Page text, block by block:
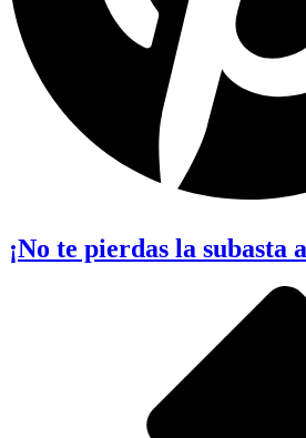
¡No te pierdas la subasta